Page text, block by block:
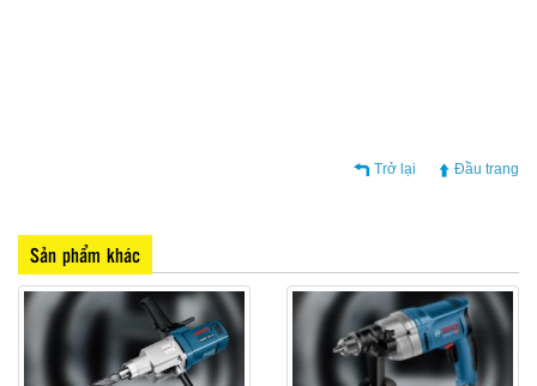
Trở lại Đầu trang
Sản phẩm khác